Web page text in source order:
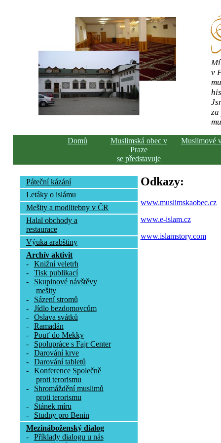
v
Domů
Muslimská obec v
Praze
se představuje
Muslimové
Páteční kázání
Letáky o islámu
Mešity a modlitebny v ČR
Halal obchody a
restaurace
Výuka arabštiny
Archív aktivit
-
Knižní veletrh
-
Tisk publikací
-
Skupinové návštěvy
mešity
-
Sázení stromů
-
Jídlo bezdomovcům
-
Oslava svátků
-
Ramadán
-
Pouť do Mekky
-
Spolupráce s Fajr Center
-
Darování krve
-
Darování tabletů
-
Konference Společně
proti terorismu
-
Shromáždění muslimů
proti terorismu
-
Stánek míru
-
Studny pro Benin
Mezináboženský dialog
-
Příklady dialogu u nás
Odkazy:
www.muslimskaobec.cz
www.e-islam.cz
www.islamstory.com